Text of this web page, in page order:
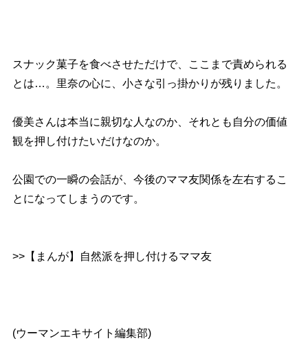
スナック菓子を食べさせただけで、ここまで責められる
とは…。里奈の心に、小さな引っ掛かりが残りました。
優美さんは本当に親切な人なのか、それとも自分の価値
観を押し付けたいだけなのか。
公園での一瞬の会話が、今後のママ友関係を左右するこ
とになってしまうのです。
>>【まんが】自然派を押し付けるママ友
(ウーマンエキサイト編集部)